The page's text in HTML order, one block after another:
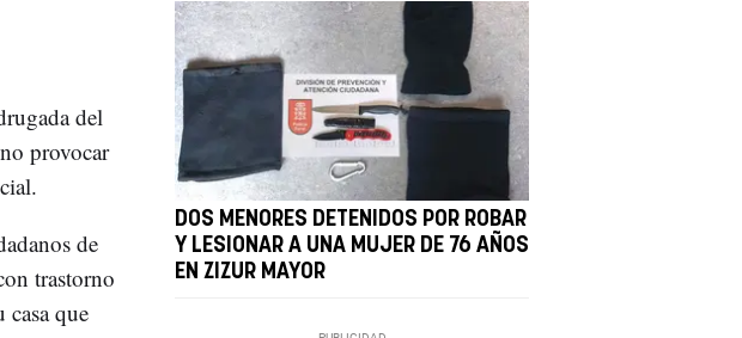
del
provocar
de
trastorno
casa que
DOS MENORES DETENIDOS POR ROBAR
Y LESIONAR A UNA MUJER DE 76 AÑOS
EN ZIZUR MAYOR